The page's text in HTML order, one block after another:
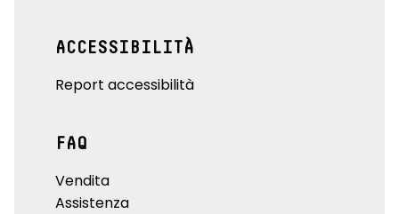
ACCESSIBILITÀ
Report accessibilità
FAQ
Vendita
Assistenza